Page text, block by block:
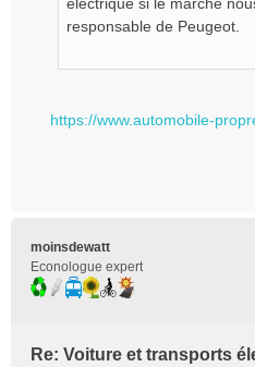
responsable de Peugeot.
https://www.automobile-
moinsdewatt
Econologue expert
Re: Voiture et transports